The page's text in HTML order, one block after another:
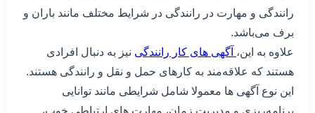
رانندگی و مهارت در رانندگی در شرایط مختلف مانند باران و
برف می‌باشد.
علاوه به این، آگهی های کار رانندگی نیز به دنبال افرادی
هستند که علاقه‌مند به کارهای حمل و نقل و رانندگی هستند.
این نوع آگهی ها معمولا شامل شرایطی مانند توانایی
برنامه‌ریزی و مدیریت زمان، مهارت های ارتباطی خوب،